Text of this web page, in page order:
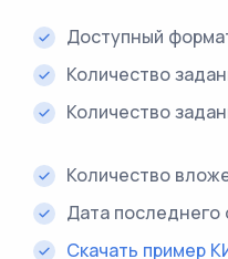
Доступный
Количество
Количество
Количество
Дата
Скачать пример